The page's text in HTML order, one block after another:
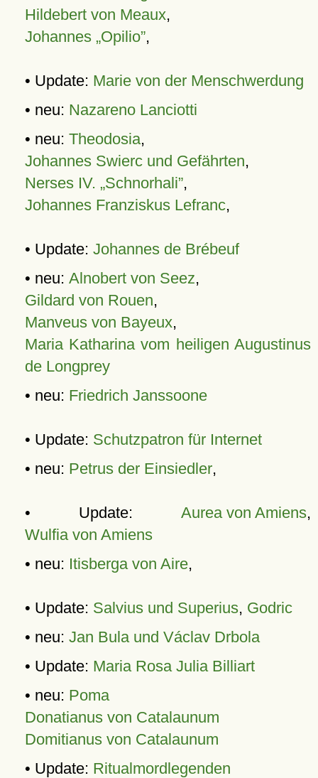
Hildebert von Meaux,
Johannes „Opilio”,
• Update: Marie von der Menschwerdung
• neu: Nazareno Lanciotti
• neu: Theodosia,
Johannes Swierc und Gefährten,
Nerses IV. „Schnorhali”,
Johannes Franziskus Lefranc,
• Update: Johannes de Brébeuf
• neu: Alnobert von Seez,
Gildard von Rouen,
Manveus von Bayeux,
Maria Katharina vom heiligen Augustinus
de Longprey
• neu: Friedrich Janssoone
• Update: Schutzpatron für Internet
• neu: Petrus der Einsiedler,
• Update: Aurea von Amiens,
Wulfia von Amiens
• neu: Itisberga von Aire,
• Update: Salvius und Superius, Godric
• neu: Jan Bula und Václav Drbola
• Update: Maria Rosa Julia Billiart
• neu: Poma
Donatianus von Catalaunum
Domitianus von Catalaunum
• Update: Ritualmordlegenden